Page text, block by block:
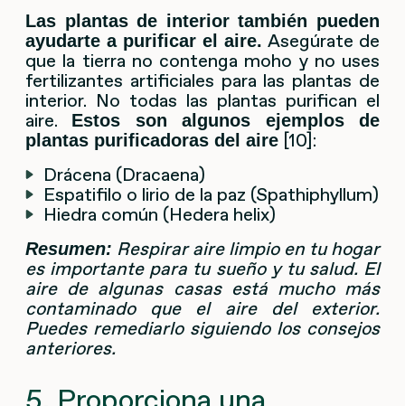
Las plantas de interior también pueden
ayudarte a purificar el aire. Asegúrate de
que la tierra no contenga moho y no uses
fertilizantes artificiales para las plantas de
interior. No todas las plantas purifican el
aire.
Estos son algunos ejemplos de
plantas purificadoras del aire [10]:
Drácena (Dracaena)
Espatifilo o lirio de la paz (Spathiphyllum)
Hiedra común (Hedera helix)
Resumen: Respirar aire limpio en tu hogar
es importante para tu sueño y tu salud. El
aire de algunas casas está mucho más
contaminado que el aire del exterior.
Puedes remediarlo siguiendo los consejos
anteriores.